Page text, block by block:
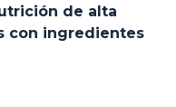
de alta
con ingredientes